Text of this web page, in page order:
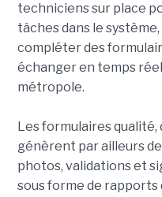
techniciens sur place
tâches dans le
compléter des
échanger en temps
métropole.
Les formulaires
génèrent par ailleurs
photos, validations et
sous forme de rapports